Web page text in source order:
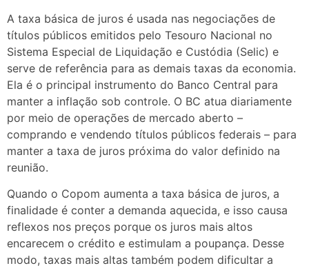
A taxa básica de juros é usada nas negociações de
títulos públicos emitidos pelo Tesouro Nacional no
Sistema Especial de Liquidação e Custódia (Selic) e
serve de referência para as demais taxas da economia.
Ela é o principal instrumento do Banco Central para
manter a inflação sob controle. O BC atua diariamente
por meio de operações de mercado aberto –
comprando e vendendo títulos públicos federais – para
manter a taxa de juros próxima do valor definido na
reunião.
Quando o Copom aumenta a taxa básica de juros, a
finalidade é conter a demanda aquecida, e isso causa
reflexos nos preços porque os juros mais altos
encarecem o crédito e estimulam a poupança. Desse
modo, taxas mais altas também podem dificultar a